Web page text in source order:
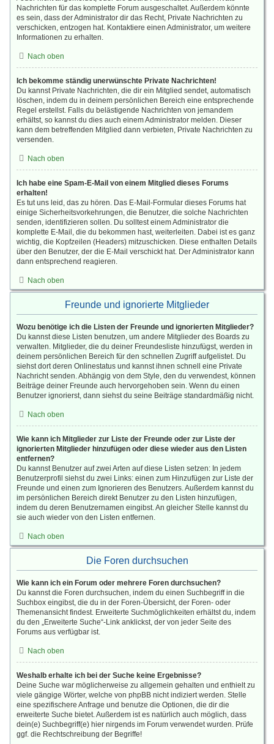
Nachrichten für das komplette Forum ausgeschaltet. Außerdem könnte
es sein, dass der Administrator dir das Recht, Private Nachrichten zu
verschicken, entzogen hat. Kontaktiere einen Administrator, um weitere
Informationen zu erhalten.
Nach oben
Ich bekomme ständig unerwünschte Private Nachrichten!
Du kannst Private Nachrichten, die dir ein Mitglied sendet, automatisch
löschen, indem du in deinem persönlichen Bereich eine entsprechende
Regel erstellst. Falls du belästigende Nachrichten von jemandem
erhältst, so kannst du dies auch einem Administrator melden. Dieser
kann dem betreffenden Mitglied dann verbieten, Private Nachrichten zu
versenden.
Nach oben
Ich habe eine Spam-E-Mail von einem Mitglied dieses Forums
erhalten!
Es tut uns leid, das zu hören. Das E-Mail-Formular dieses Forums hat
einige Sicherheitsvorkehrungen, die Benutzer, die solche Nachrichten
senden, identifizieren sollen. Du solltest einem Administrator die
komplette E-Mail, die du bekommen hast, weiterleiten. Dabei ist es ganz
wichtig, die Kopfzeilen (Headers) mitzuschicken. Diese enthalten Details
über den Benutzer, der die E-Mail verschickt hat. Der Administrator kann
dann entsprechend reagieren.
Nach oben
Freunde und ignorierte Mitglieder
Wozu benötige ich die Listen der Freunde und ignorierten Mitglieder?
Du kannst diese Listen benutzen, um andere Mitglieder des Boards zu
verwalten. Mitglieder, die du deiner Freundesliste hinzufügst, werden in
deinem persönlichen Bereich für den schnellen Zugriff aufgelistet. Du
siehst dort deren Onlinestatus und kannst ihnen schnell eine Private
Nachricht senden. Abhängig von dem Style, den du verwendest, können
Beiträge deiner Freunde auch hervorgehoben sein. Wenn du einen
Benutzer ignorierst, dann siehst du seine Beiträge standardmäßig nicht.
Nach oben
Wie kann ich Mitglieder zur Liste der Freunde oder zur Liste der
ignorierten Mitglieder hinzufügen oder diese wieder aus den Listen
entfernen?
Du kannst Benutzer auf zwei Arten auf diese Listen setzen: In jedem
Benutzerprofil siehst du zwei Links: einen zum Hinzufügen zur Liste der
Freunde und einen zum Ignorieren des Benutzers. Außerdem kannst du
im persönlichen Bereich direkt Benutzer zu den Listen hinzufügen,
indem du deren Benutzernamen eingibst. An gleicher Stelle kannst du
sie auch wieder von den Listen entfernen.
Nach oben
Die Foren durchsuchen
Wie kann ich ein Forum oder mehrere Foren durchsuchen?
Du kannst die Foren durchsuchen, indem du einen Suchbegriff in die
Suchbox eingibst, die du in der Foren-Übersicht, der Foren- oder
Themenansicht findest. Erweiterte Suchmöglichkeiten erhältst du, indem
du den „Erweiterte Suche“-Link anklickst, der von jeder Seite des
Forums aus verfügbar ist.
Nach oben
Weshalb erhalte ich bei der Suche keine Ergebnisse?
Deine Suche war möglicherweise zu allgemein gehalten und enthielt zu
viele gängige Wörter, welche von phpBB nicht indiziert werden. Stelle
eine spezifischere Anfrage und benutze die Optionen, die dir die
erweiterte Suche bietet. Außerdem ist es natürlich auch möglich, dass
dein(e) Suchbegriff(e) hier nirgends im Forum verwendet wurden. Prüfe
ggf. die Rechtschreibung der Begriffe!